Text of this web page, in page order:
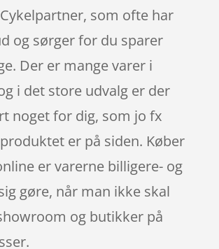
som ofte har
og sørger for du sparer
Der er mange varer i
i det store udvalg er der
noget for dig, som jo fx
er på siden. Køber
er varerne billigere- og
gøre, når man ikke skal
og butikker på